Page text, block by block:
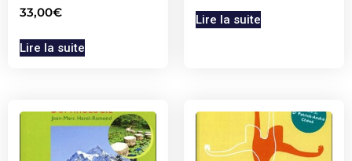
33,00€
Lire la suite
Lire la suite